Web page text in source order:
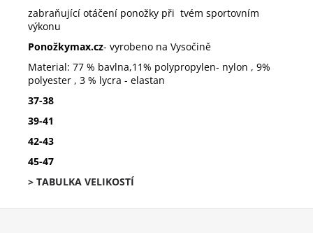
zabraňující otáčení ponožky při tvém sportovním
výkonu
Ponožkymax.cz- vyrobeno na Vysočině
Material: 77 % bavlna,11% polypropylen- nylon , 9%
polyester , 3 % lycra - elastan
37-38
39-41
42-43
45-47
> TABULKA VELIKOSTÍ
Z